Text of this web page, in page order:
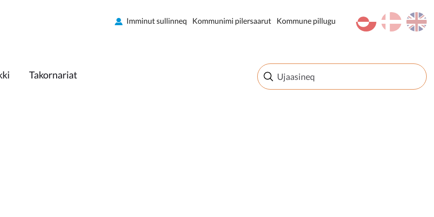
en
da
kl-GL
Imminut sullinneq Kommunimi pilersaarut Kommune pillugu
Takornariat